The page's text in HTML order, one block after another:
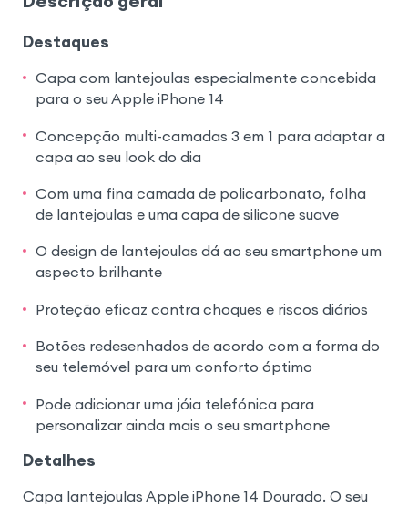
Destaques
Capa com lantejoulas especialmente concebida
para o seu Apple iPhone 14
Concepção multi-camadas 3 em 1 para adaptar a
capa ao seu look do dia
Com uma fina camada de policarbonato, folha
de lantejoulas e uma capa de silicone suave
O design de lantejoulas dá ao seu smartphone um
aspecto brilhante
Proteção eficaz contra choques e riscos diários
Botões redesenhados de acordo com a forma do
seu telemóvel para um conforto óptimo
Pode adicionar uma jóia telefónica para
personalizar ainda mais o seu smartphone
Detalhes
Capa lantejoulas Apple iPhone 14 Dourado. O seu